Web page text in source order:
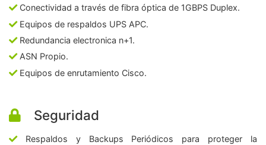
Conectividad a través de fibra óptica de 1GBPS Duplex.
Equipos de respaldos UPS APC.
Redundancia electronica n+1.
ASN Propio.
Equipos de enrutamiento Cisco.
Seguridad
Respaldos y Backups Periódicos para proteger la